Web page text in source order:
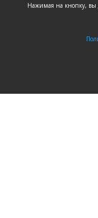
Нажимая на кнопку, вы